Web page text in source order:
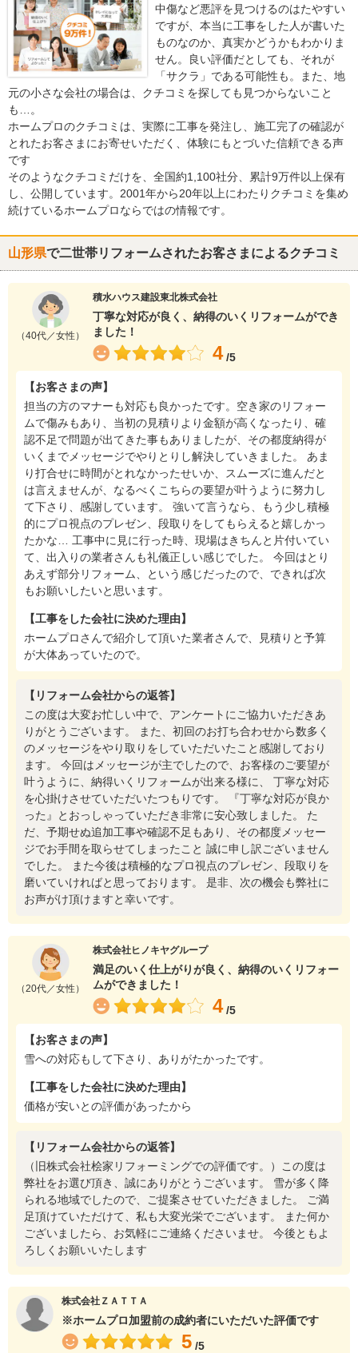
中傷など悪評を見つけるのはたやすい
ですが、本当に工事をした人が書いた
ものなのか、真実かどうかもわかりま
せん。良い評価だとしても、それが
「サクラ」である可能性も。また、地
元の小さな会社の場合は、クチコミを探しても見つからないこと
も…。
ホームプロのクチコミは、実際に工事を発注し、施工完了の確認が
とれたお客さまにお寄せいただく、体験にもとづいた信頼できる声
です
そのようなクチコミだけを、全国約1,100社分、累計9万件以上保有
し、公開しています。2001年から20年以上にわたりクチコミを集め
続けているホームプロならではの情報です。
山形県で二世帯リフォームされたお客さまによるクチコミ
（40代／女性）
積水ハウス建設東北株式会社
丁寧な対応が良く、納得のいくリフォームができ
ました！
4 /5
【お客さまの声】
担当の方のマナーも対応も良かったです。空き家のリフォー
ムで傷みもあり、当初の見積りより金額が高くなったり、確
認不足で問題が出てきた事もありましたが、その都度納得が
いくまでメッセージでやりとりし解決していきました。 あま
り打合せに時間がとれなかったせいか、スムーズに進んだと
は言えませんが、なるべくこちらの要望が叶うように努力し
て下さり、感謝しています。 強いて言うなら、もう少し積極
的にプロ視点のプレゼン、段取りをしてもらえると嬉しかっ
たかな… 工事中に見に行った時、現場はきちんと片付いてい
て、出入りの業者さんも礼儀正しい感じでした。 今回はとり
あえず部分リフォーム、という感じだったので、できれば次
もお願いしたいと思います。
【工事をした会社に決めた理由】
ホームプロさんで紹介して頂いた業者さんで、見積りと予算
が大体あっていたので。
【リフォーム会社からの返答】
この度は大変お忙しい中で、アンケートにご協力いただきあ
りがとうございます。 また、初回のお打ち合わせから数多く
のメッセージをやり取りをしていただいたこと感謝しており
ます。 今回はメッセージが主でしたので、お客様のご要望が
叶うように、納得いくリフォームが出来る様に、 丁寧な対応
を心掛けさせていただいたつもりです。 『丁寧な対応が良か
った』とおっしゃっていただき非常に安心致しました。 た
だ、予期せぬ追加工事や確認不足もあり、その都度メッセー
ジでお手間を取らせてしまったこと 誠に申し訳ございません
でした。 また今後は積極的なプロ視点のプレゼン、段取りを
磨いていければと思っております。 是非、次の機会も弊社に
お声がけ頂けますと幸いです。
（20代／女性）
株式会社ヒノキヤグループ
満足のいく仕上がりが良く、納得のいくリフォー
ムができました！
4 /5
【お客さまの声】
雪への対応もして下さり、ありがたかったです。
【工事をした会社に決めた理由】
価格が安いとの評価があったから
【リフォーム会社からの返答】
（旧株式会社桧家リフォーミングでの評価です。）この度は
弊社をお選び頂き、誠にありがとうございます。 雪が多く降
られる地域でしたので、ご提案させていただきました。 ご満
足頂けていただけて、私も大変光栄でございます。 また何か
ございましたら、お気軽にご連絡くださいませ。 今後ともよ
ろしくお願いいたします
株式会社ＺＡＴＴＡ
※ホームプロ加盟前の成約者にいただいた評価です
5 /5